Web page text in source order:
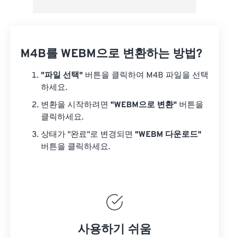
M4B를 WEBM으로 변환하는 방법?
"파일 선택" 버튼을 클릭하여 M4B 파일을 선택
하세요.
변환을 시작하려면 "WEBM으로 변환" 버튼을
클릭하세요.
상태가 "완료"로 변경되면 "WEBM 다운로드"
버튼을 클릭하세요.
사용하기 쉬움